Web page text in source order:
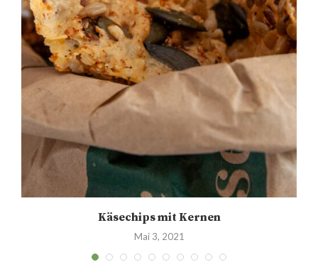
Käsechips mit Kernen
Mai 3, 2021